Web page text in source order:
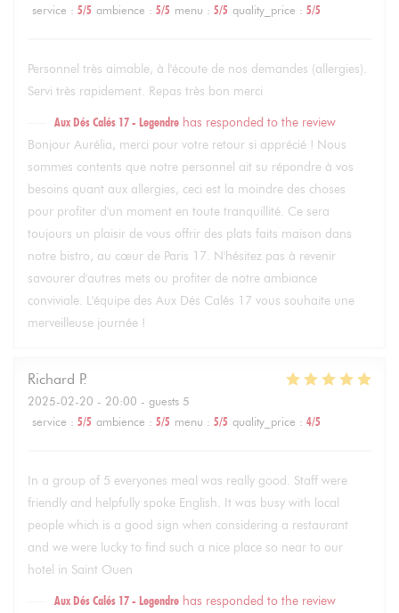
service : 5/5 ambience : 5/5 menu : 5/5 quality_price : 5/5
Personnel très aimable, à l'écoute de nos demandes (allergies).
Servi très rapidement. Repas très bon merci
Aux Dés Calés 17 - Legendre has responded to the review
Bonjour Aurélia, merci pour votre retour si apprécié ! Nous
sommes contents que notre personnel ait su répondre à vos
besoins quant aux allergies, ceci est la moindre des choses
pour profiter d'un moment en toute tranquillité. Ce sera
toujours un plaisir de vous offrir des plats faits maison dans
notre bistro, au cœur de Paris 17. N'hésitez pas à revenir
savourer d'autres mets ou profiter de notre ambiance
conviviale. L'équipe des Aux Dés Calés 17 vous souhaite une
merveilleuse journée !
Richard P
2025-02-20 - 20:00 - guests 5
service : 5/5 ambience : 5/5 menu : 5/5 quality_price : 4/5
In a group of 5 everyones meal was really good. Staff were
friendly and helpfully spoke English. It was busy with local
people which is a good sign when considering a restaurant
and we were lucky to find such a nice place so near to our
hotel in Saint Ouen
Aux Dés Calés 17 - Legendre has responded to the review